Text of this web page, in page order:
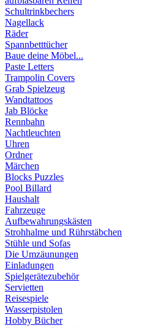
Schultrinkbechers
Nagellack
Räder
Spannbetttücher
Baue deine Möbel...
Paste Letters
Trampolin Covers
Grab Spielzeug
Wandtattoos
Jab Blöcke
Rennbahn
Nachtleuchten
Uhren
Ordner
Märchen
Blocks Puzzles
Pool Billard
Haushalt
Fahrzeuge
Aufbewahrungskästen
Strohhalme und Rührstäbchen
Stühle und Sofas
Die Umzäunungen
Einladungen
Spielgerätezubehör
Servietten
Reisespiele
Wasserpistolen
Hobby Bücher